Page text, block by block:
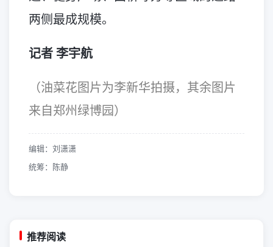
两侧最成规模。
记者 李宇航
（油菜花图片为李新华拍摄，其余图片
来自郑州绿博园）
编辑：刘潇潇
统筹：陈静
推荐阅读